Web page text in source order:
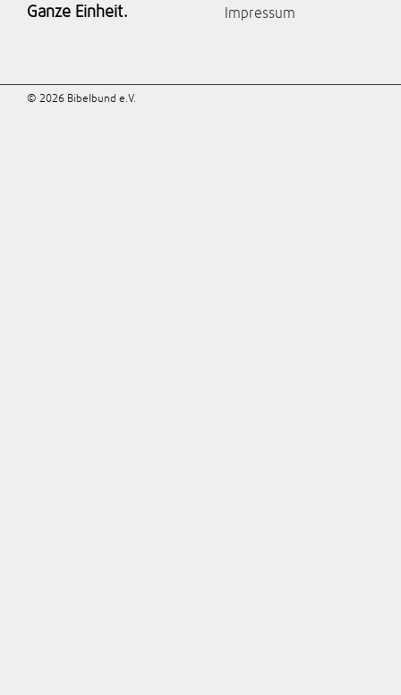
Ganze Einheit.
Impressum
© 2026 Bibelbund e.V.